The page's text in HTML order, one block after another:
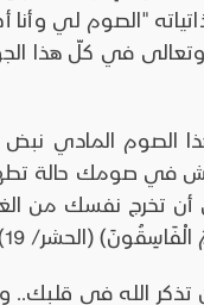
"الصوم لي
في كلّ هذا
الصوم المادي نبض
في صومك حالة
أن تخرج نفسك من
(الحشر/ 19).
تذكر الله في قلبك..